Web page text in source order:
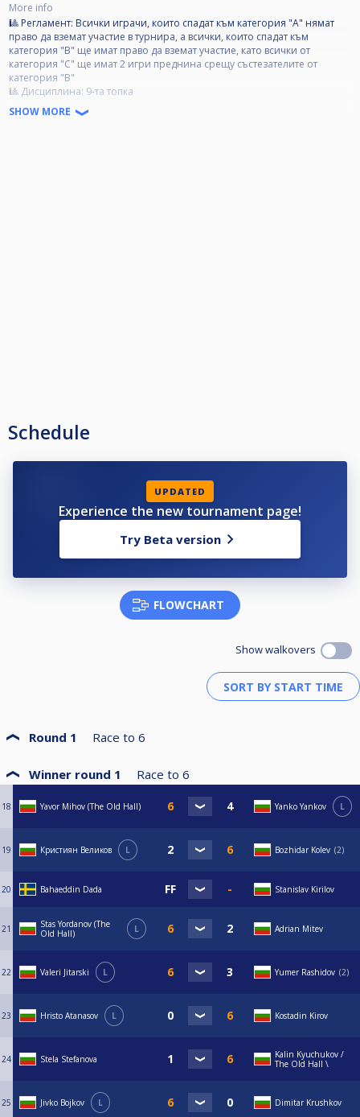
More info
🎱 Регламент: Всички играчи, които спадат към категория "А" нямат
право да вземат участие в турнира, а всички, които спадат към
категория "B" ще имат право да вземат участие, като всички от
категория "C" ще имат 2 игри преднина срещу състезателите от
категория "B"
🎱 Дисциплина: 9-та топка
🎱 Схема: Двойна преминаваща към директна елиминация
🎱 Разменен брейк
SHOW MORE
Schedule
UPDATED
Experience the new tournament page!
Try Beta version
FLOWCHART
Show walkovers
Round 1 Race to 6
Winner round 1 Race to 6
18 Yavor Mihov (The Old Hall) Yanko Yankov L
19 Кристиян Великов L Bozhidar Kolev 2
20 Bahaeddin Dada Stanislav Kirilov
21
Stas Yordanov (The
Old Hall)
L Adrian Mitev
22 Valeri Jitarski L Yumer Rashidov 2
23 Hristo Atanasov L Kostadin Kirov
24 Stela Stefanova
Kalin Kyuchukov /
The Old Hall \
25 Jivko Bojkov L Dimitar Krushkov